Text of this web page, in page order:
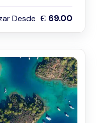
Desde Є 69.00